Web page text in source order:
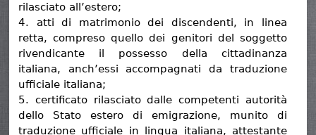
rilasciato all’estero;
4. atti di matrimonio dei discendenti, in linea
retta, compreso quello dei genitori del soggetto
rivendicante il possesso della cittadinanza
italiana, anch’essi accompagnati da traduzione
ufficiale italiana;
5. certificato rilasciato dalle competenti autorità
dello Stato estero di emigrazione, munito di
traduzione ufficiale in lingua italiana, attestante